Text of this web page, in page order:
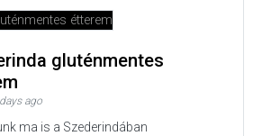
gluténmentes
ago
ma is a Szederindában